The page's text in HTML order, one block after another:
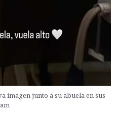
imagen junto a su abuela en sus